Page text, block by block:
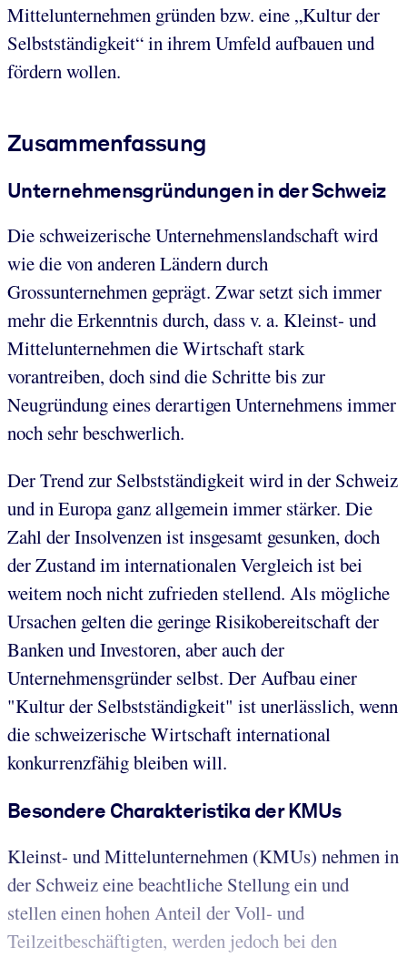
Mittelunternehmen gründen bzw. eine „Kultur der
Selbstständigkeit“ in ihrem Umfeld aufbauen und
fördern wollen.
Zusammenfassung
Unternehmensgründungen in der Schweiz
Die schweizerische Unternehmenslandschaft wird
wie die von anderen Ländern durch
Grossunternehmen geprägt. Zwar setzt sich immer
mehr die Erkenntnis durch, dass v. a. Kleinst- und
Mittelunternehmen die Wirtschaft stark
vorantreiben, doch sind die Schritte bis zur
Neugründung eines derartigen Unternehmens immer
noch sehr beschwerlich.
Der Trend zur Selbstständigkeit wird in der Schweiz
und in Europa ganz allgemein immer stärker. Die
Zahl der Insolvenzen ist insgesamt gesunken, doch
der Zustand im internationalen Vergleich ist bei
weitem noch nicht zufrieden stellend. Als mögliche
Ursachen gelten die geringe Risikobereitschaft der
Banken und Investoren, aber auch der
Unternehmensgründer selbst. Der Aufbau einer
"Kultur der Selbstständigkeit" ist unerlässlich, wenn
die schweizerische Wirtschaft international
konkurrenzfähig bleiben will.
Besondere Charakteristika der KMUs
Kleinst- und Mittelunternehmen (KMUs) nehmen in
der Schweiz eine beachtliche Stellung ein und
stellen einen hohen Anteil der Voll- und
Teilzeitbeschäftigten, werden jedoch bei den